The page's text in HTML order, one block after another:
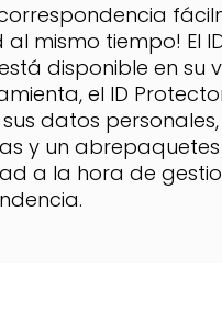
mismo tiempo! El
disponible en su
el ID
datos
y un
a la hora de